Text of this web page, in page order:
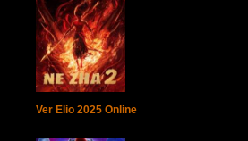
Ver Elio 2025 Online